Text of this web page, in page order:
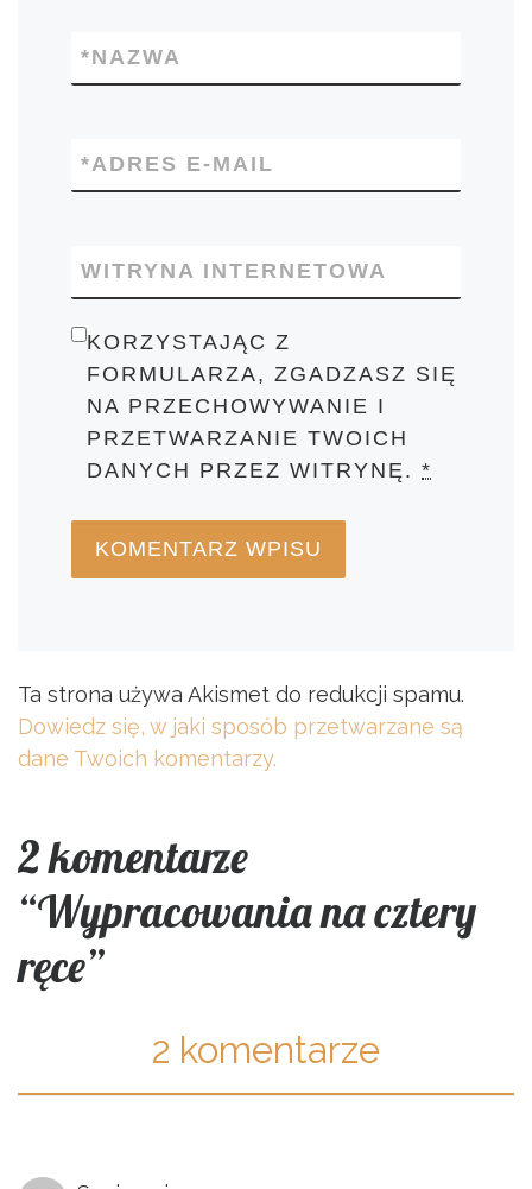
NAZWA
*
ADRES E-MAIL
*
WITRYNA INTERNETOWA
KORZYSTAJĄC Z
FORMULARZA, ZGADZASZ SIĘ
NA PRZECHOWYWANIE I
PRZETWARZANIE TWOICH
DANYCH PRZEZ WITRYNĘ.*
Ta strona używa Akismet do redukcji spamu.
Dowiedz się, w jaki sposób przetwarzane są
dane Twoich komentarzy.
2 komentarze
“Wypracowania na cztery
ręce”
2 komentarze